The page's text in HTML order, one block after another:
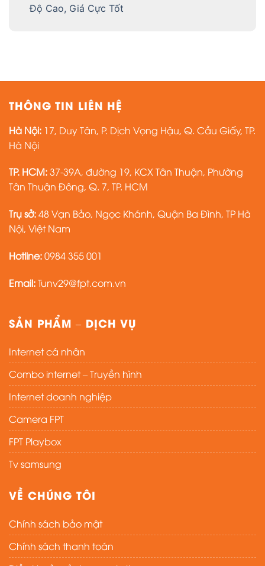
Độ Cao, Giá Cực Tốt
THÔNG TIN LIÊN HỆ
Hà Nội: 17, Duy Tân, P. Dịch Vọng Hậu, Q. Cầu Giấy, TP.
Hà Nội
TP. HCM:37-39A, đường 19, KCX Tân Thuận, Phường
Tân Thuận Đông, Q. 7, TP. HCM
Trụ sở:48 Vạn Bảo, Ngọc Khánh, Quận Ba Đình, TP Hà
Nội, Việt Nam
Hotline:0984 355 001
Email:Tunv29@fpt.com.vn
SẢN PHẨM – DỊCH VỤ
Internet cá nhân
Combo internet – Truyền hình
Internet doanh nghiệp
Camera FPT
FPT Playbox
Tv samsung
VỀ CHÚNG TÔI
Chính sách bảo mật
Chính sách thanh toán